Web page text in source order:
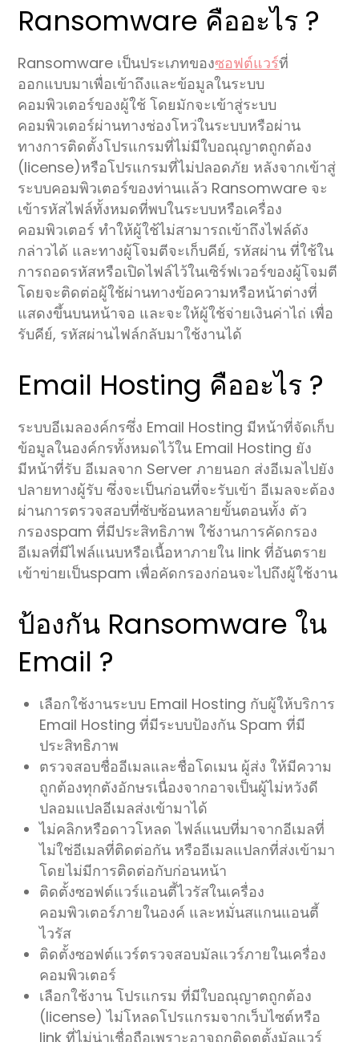
Ransomware คืออะไร ?
Ransomware เป็นประเภทของซอฟต์แวร์ที่
ออกแบบมาเพื่อเข้าถึงและข้อมูลในระบบ
คอมพิวเตอร์ของผู้ใช้ โดยมักจะเข้าสู่ระบบ
คอมพิวเตอร์ผ่านทางช่องโหว่ในระบบหรือผ่าน
ทางการติดตั้งโปรแกรมที่ไม่มีใบอณุญาตถูกต้อง
(license)หรือโปรแกรมที่ไม่ปลอดภัย หลังจากเข้าสู่
ระบบคอมพิวเตอร์ของท่านแล้ว Ransomware จะ
เข้ารหัสไฟล์ทั้งหมดที่พบในระบบหรือเครื่อง
คอมพิวเตอร์ ทำให้ผู้ใช้ไม่สามารถเข้าถึงไฟล์ดัง
กล่าวได้ และทางผู้โจมตีจะเก็บคีย์, รหัสผ่าน ที่ใช้ใน
การถอดรหัสหรือเปิดไฟล์ไว้ในเซิร์ฟเวอร์ของผู้โจมตี
โดยจะติดต่อผู้ใช้ผ่านทางข้อความหรือหน้าต่างที่
แสดงขึ้นบนหน้าจอ และจะให้ผู้ใช้จ่ายเงินค่าไถ่ เพื่อ
รับคีย์, รหัสผ่านไฟล์กลับมาใช้งานได้
Email Hosting คืออะไร ?
ระบบอีเมลองค์กรซึ่ง Email Hosting มีหน้าที่จัดเก็บ
ข้อมูลในองค์กรทั้งหมดไว้ใน Email Hosting ยัง
มีหน้าที่รับ อีเมลจาก Server ภายนอก ส่งอีเมลไปยัง
ปลายทางผู้รับ ซึ่งจะเป็นก่อนที่จะรับเข้า อีเมลจะต้อง
ผ่านการตรวจสอบที่ซับซ้อนหลายขั้นตอนทั้ง ตัว
กรองspam ที่มีประสิทธิภาพ ใช้งานการคัดกรอง
อีเมลที่มีไฟล์แนบหรือเนื้อหาภายใน link ที่อันตราย
เข้าข่ายเป็นspam เพื่อคัดกรองก่อนจะไปถึงผู้ใช้งาน
ป้องกัน Ransomware ใน
Email ?
เลือกใช้งานระบบ Email Hosting กับผู้ให้บริการ
Email Hosting ที่มีระบบป้องกัน Spam ที่มี
ประสิทธิภาพ
ตรวจสอบชื่ออีเมลและชื่อโดเมน ผู้ส่ง ให้มีความ
ถูกต้องทุกตังอักษรเนื่องจากอาจเป็นผู้ไม่หวังดี
ปลอมแปลอีเมลส่งเข้ามาได้
ไม่คลิกหรือดาวโหลด ไฟล์แนบที่มาจากอีเมลที่
ไม่ใช่อีเมลที่ติดต่อกัน หรืออีเมลแปลกที่ส่งเข้ามา
โดยไม่มีการติดต่อกับก่อนหน้า
ติดตั้งซอฟต์แวร์แอนตี้ไวรัสในเครื่อง
คอมพิวเตอร์ภายในองค์ และหมั่นสแกนแอนตี้
ไวรัส
ติดตั้งซอฟต์แวร์ตรวจสอบมัลแวร์ภายในเครื่อง
คอมพิวเตอร์
เลือกใช้งาน โปรแกรม ที่มีใบอณุญาตถูกต้อง
(license) ไม่โหลดโปรแกรมจากเว็บไซต์หรือ
link ที่ไม่น่าเชื่อถือเพราะอาจถูกติดตตั้งมัลแวร์